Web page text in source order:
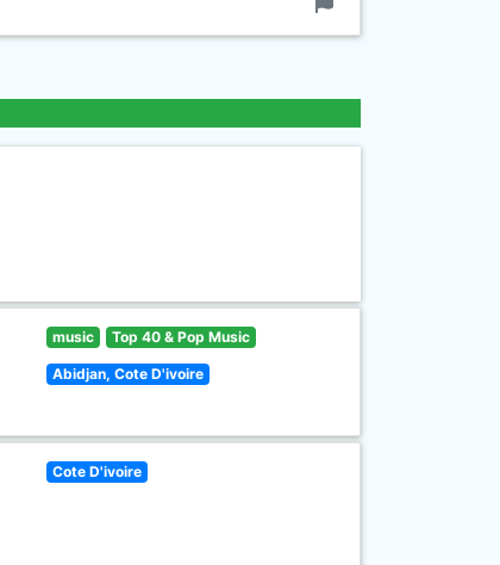
music Top 40 & Pop Music
Abidjan, Cote D'ivoire
Cote D'ivoire